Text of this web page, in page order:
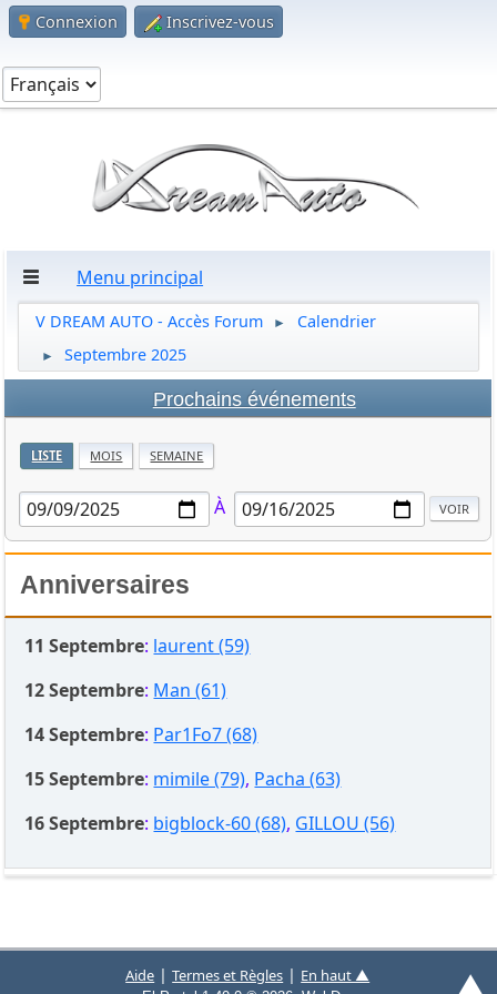
Connexion Inscrivez-vous
Menu principal
V DREAM AUTO - Accès Forum ► Calendrier
► Septembre 2025
Prochains événements
LISTE MOIS SEMAINE
À
Anniversaires
11 Septembre: laurent (59)
12 Septembre: Man (61)
14 Septembre: Par1Fo7 (68)
15 Septembre: mimile (79), Pacha (63)
16 Septembre: bigblock-60 (68), GILLOU (56)
Aide |Termes et Règles | En haut ▲